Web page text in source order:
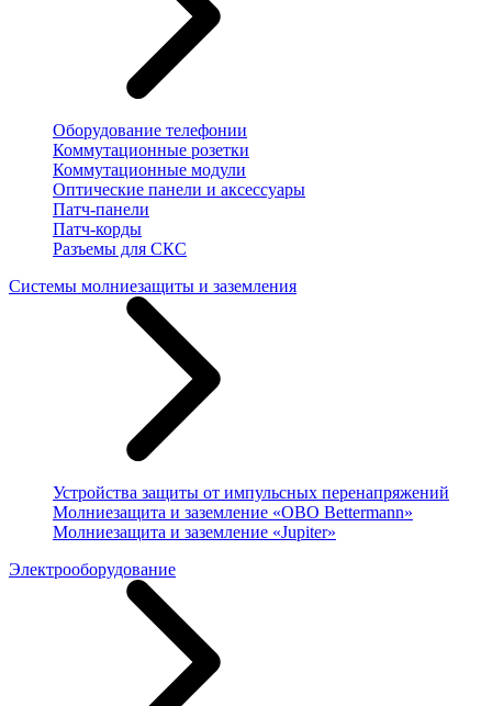
Оборудование телефонии
Коммутационные розетки
Коммутационные модули
Оптические панели и аксессуары
Патч-панели
Патч-корды
Разъемы для СКС
Системы молниезащиты и заземления
Устройства защиты от импульсных перенапряжений
Молниезащита и заземление «OBO Bettermann»
Молниезащита и заземление «Jupiter»
Электрооборудование